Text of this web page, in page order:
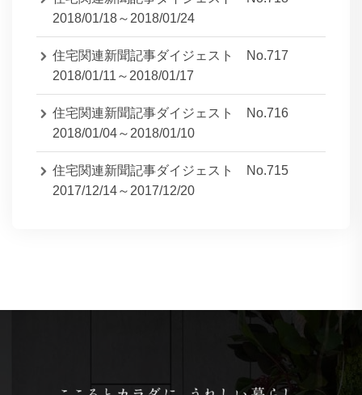
2018/01/18～2018/01/24
住宅関連新聞記事ダイジェスト No.717
2018/01/11～2018/01/17
住宅関連新聞記事ダイジェスト No.716
2018/01/04～2018/01/10
住宅関連新聞記事ダイジェスト No.715
2017/12/14～2017/12/20